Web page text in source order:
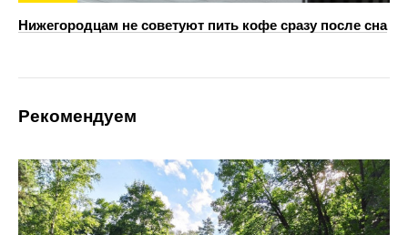
Нижегородцам не советуют пить кофе сразу после сна
Рекомендуем